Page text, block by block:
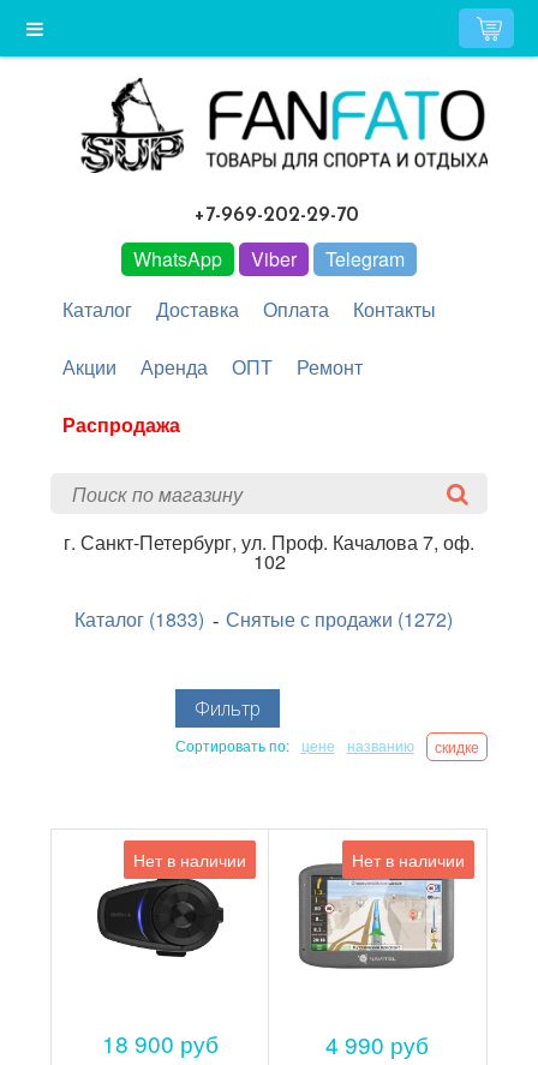
+7-969-202-29-70
WhatsApp Viber
Telegram
Каталог
Доставка Оплата Контакты
Акции Аренда ОПТ Ремонт
Распродажа
г. Санкт-Петербург, ул. Проф. Качалова 7, оф.
102
Каталог (1833) Снятые с продажи (1272)
Фильтр
Сортировать по: цене названию скидке
Нет в наличии
18 900 руб
Нет в наличии
4 990 руб